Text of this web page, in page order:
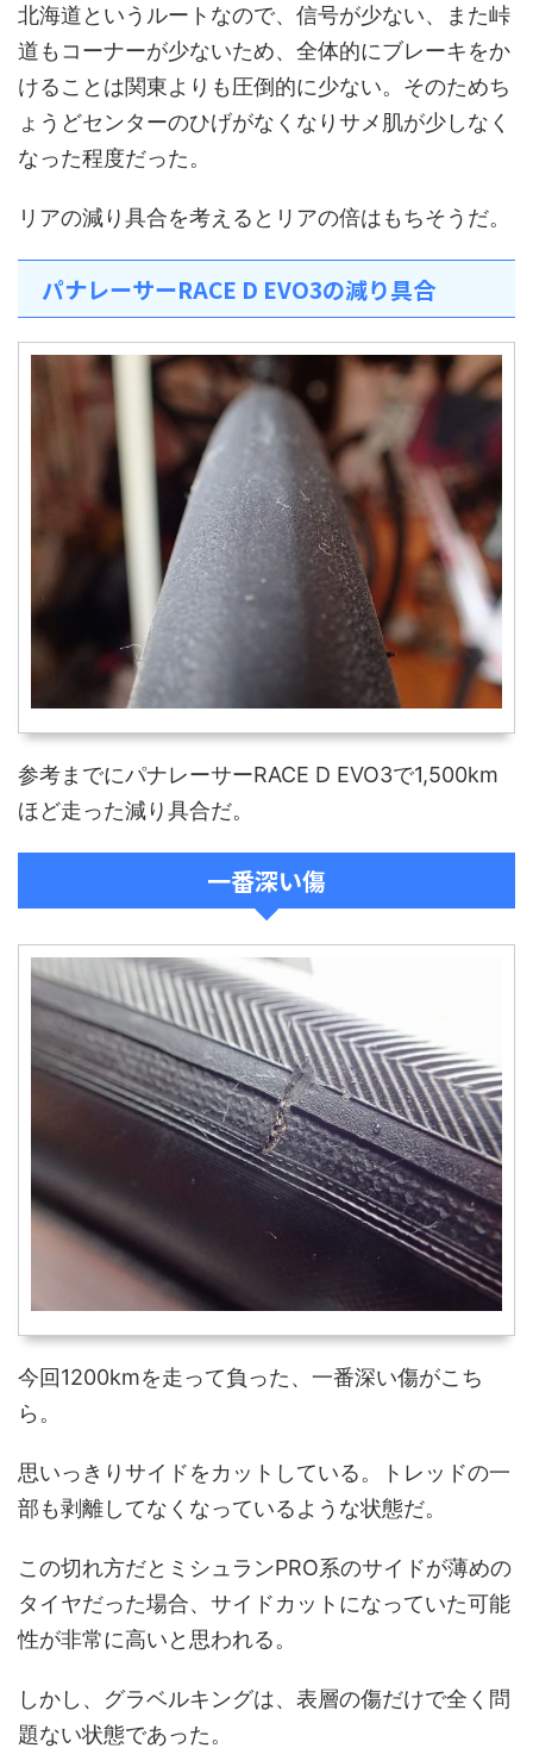
北海道というルートなので、信号が少ない、また峠
道もコーナーが少ないため、全体的にブレーキをか
けることは関東よりも圧倒的に少ない。そのためち
ょうどセンターのひげがなくなりサメ肌が少しなく
なった程度だった。
リアの減り具合を考えるとリアの倍はもちそうだ。
パナレーサーRACE D EVO3の減り具合
参考までにパナレーサーRACE D EVO3で1,500km
ほど走った減り具合だ。
一番深い傷
今回1200kmを走って負った、一番深い傷がこち
ら。
思いっきりサイドをカットしている。トレッドの一
部も剥離してなくなっているような状態だ。
この切れ方だとミシュランPRO系のサイドが薄めの
タイヤだった場合、サイドカットになっていた可能
性が非常に高いと思われる。
しかし、グラベルキングは、表層の傷だけで全く問
題ない状態であった。